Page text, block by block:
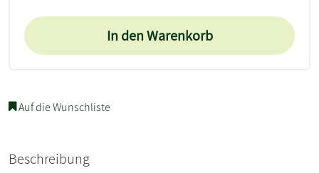
In den Warenkorb
Auf die Wunschliste
Beschreibung